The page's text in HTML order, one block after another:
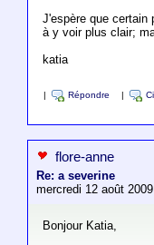
J'espère que certain
à y voir plus clair;
katia
Répondre
flore-anne
Re: a severine
mercredi 12 août
Bonjour Katia,